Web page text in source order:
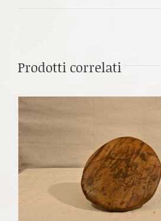
Prodotti correlati